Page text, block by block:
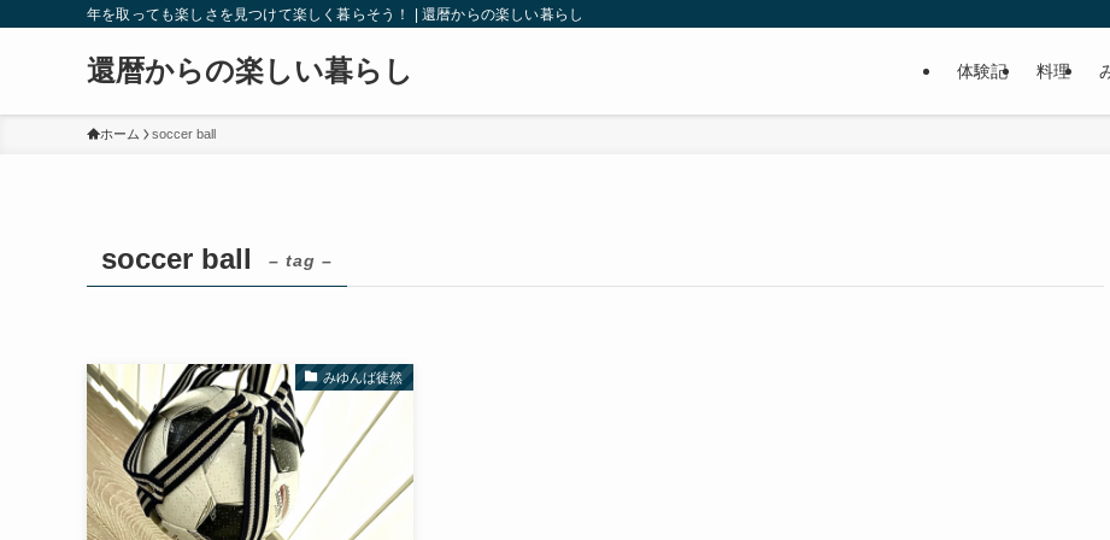
年を取っても楽しさを見つけて楽しく暮らそう！ | 還暦からの楽しい暮らし
還暦からの楽しい暮らし 体験記 料理
ホーム soccer ball
soccer ball – tag –
みゆんば徒然